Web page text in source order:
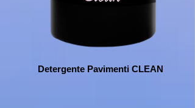
Detergente Pavimenti CLEAN